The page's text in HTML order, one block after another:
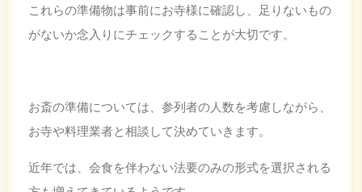
これらの準備物は事前にお寺様に確認し、足りないもの
がないか念入りにチェックすることが大切です。
お斎の準備については、参列者の人数を考慮しながら、
お寺や料理業者と相談して決めていきます。
近年では、会食を伴わない法要のみの形式を選択される